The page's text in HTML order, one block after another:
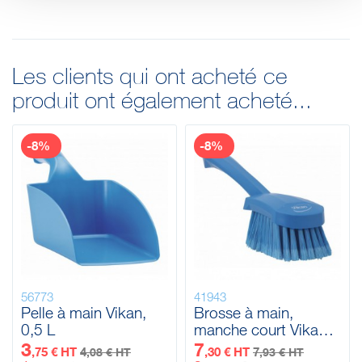
Les clients qui ont acheté ce
produit ont également acheté...
56773
Pelle à main Vikan,
0,5 L
3,75 € HT 4,08 € HT
-8%
41943
Brosse à main,
manche court Vikan,
270 mm,
7,30 € HT 7,93 € HT
-8%